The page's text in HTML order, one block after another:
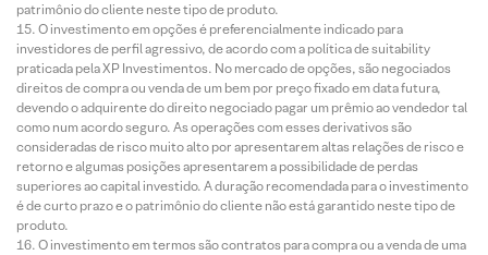
patrimônio do cliente neste tipo de produto.
O investimento em opções é preferencialmente indicado para
investidores de perfil agressivo, de acordo com a política de suitability
praticada pela XP Investimentos. No mercado de opções, são negociados
direitos de compra ou venda de um bem por preço fixado em data futura,
devendo o adquirente do direito negociado pagar um prêmio ao vendedor tal
como num acordo seguro. As operações com esses derivativos são
consideradas de risco muito alto por apresentarem altas relações de risco e
retorno e algumas posições apresentarem a possibilidade de perdas
superiores ao capital investido. A duração recomendada para o investimento
é de curto prazo e o patrimônio do cliente não está garantido neste tipo de
produto.
O investimento em termos são contratos para compra ou a venda de uma